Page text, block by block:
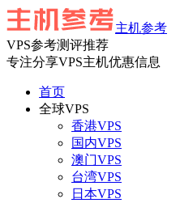
主机参考
VPS参考测评推荐
专注分享VPS主机优惠信息
首页
全球VPS
香港VPS
国内VPS
澳门VPS
台湾VPS
日本VPS